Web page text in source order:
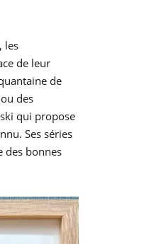
les
de leur
de
des
qui propose
Ses séries
des bonnes